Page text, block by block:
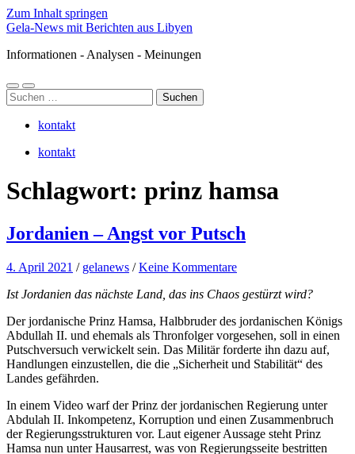
Zum Inhalt springen
Gela-News mit Berichten aus Libyen
Informationen - Analysen - Meinungen
Mobile-
Menü
Suchfeld
ein-/ausblenden
Suchen
nach:
kontakt
kontakt
Schlagwort: prinz hamsa
Jordanien – Angst vor Putsch
4. April 2021 / gelanews /Keine Kommentare
Ist Jordanien das nächste Land, das ins Chaos gestürzt wird?
Der jordanische Prinz Hamsa, Halbbruder des jordanischen Königs
Abdullah II. und ehemals als Thronfolger vorgesehen, soll in einen
Putschversuch verwickelt sein. Das Militär forderte ihn dazu auf,
Handlungen einzustellen, die die „Sicherheit und Stabilität“ des
Landes gefährden.
In einem Video warf der Prinz der jordanischen Regierung unter
Abdulah II. Inkompetenz, Korruption und einen Zusammenbruch
der Regierungsstrukturen vor. Laut eigener Aussage steht Prinz
Hamsa nun unter Hausarrest, was von Regierungsseite bestritten